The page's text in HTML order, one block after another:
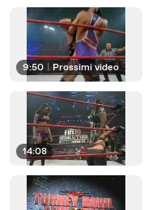
9:50 Prossimi video
14:08